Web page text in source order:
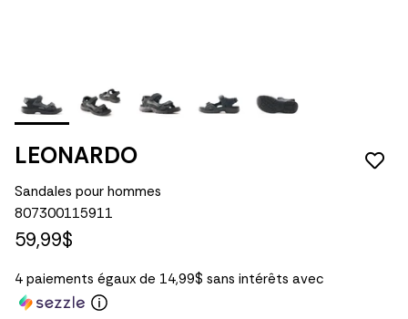
LEONARDO
Sandales pour hommes
807300115911
59,99$
4 paiements égaux de 14,99$ sans intérêts avec